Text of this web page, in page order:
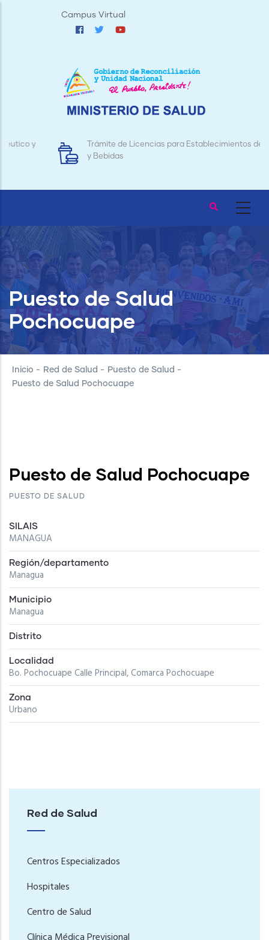
Campus Virtual
Trámite de Licencias para Establecimientos de Alimentos
y Bebidas
Puesto de Salud
Pochocuape
Inicio - Red de Salud - Puesto de Salud -
Puesto de Salud Pochocuape
Puesto de Salud Pochocuape
PUESTO DE SALUD
SILAIS
MANAGUA
Región/departamento
Managua
Municipio
Managua
Distrito
Localidad
Bo. Pochocuape Calle Principal, Comarca Pochocuape
Zona
Urbano
Red de Salud
Centros Especializados
Hospitales
Centro de Salud